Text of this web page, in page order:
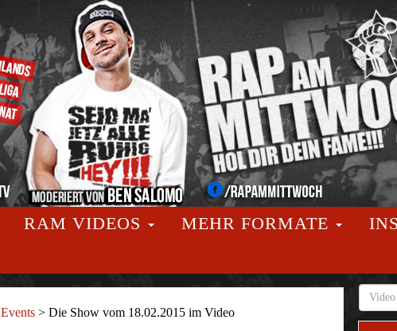
RAM VIDEOS MEHR FORMATE
Events > Die Show vom 18.02.2015 im Video